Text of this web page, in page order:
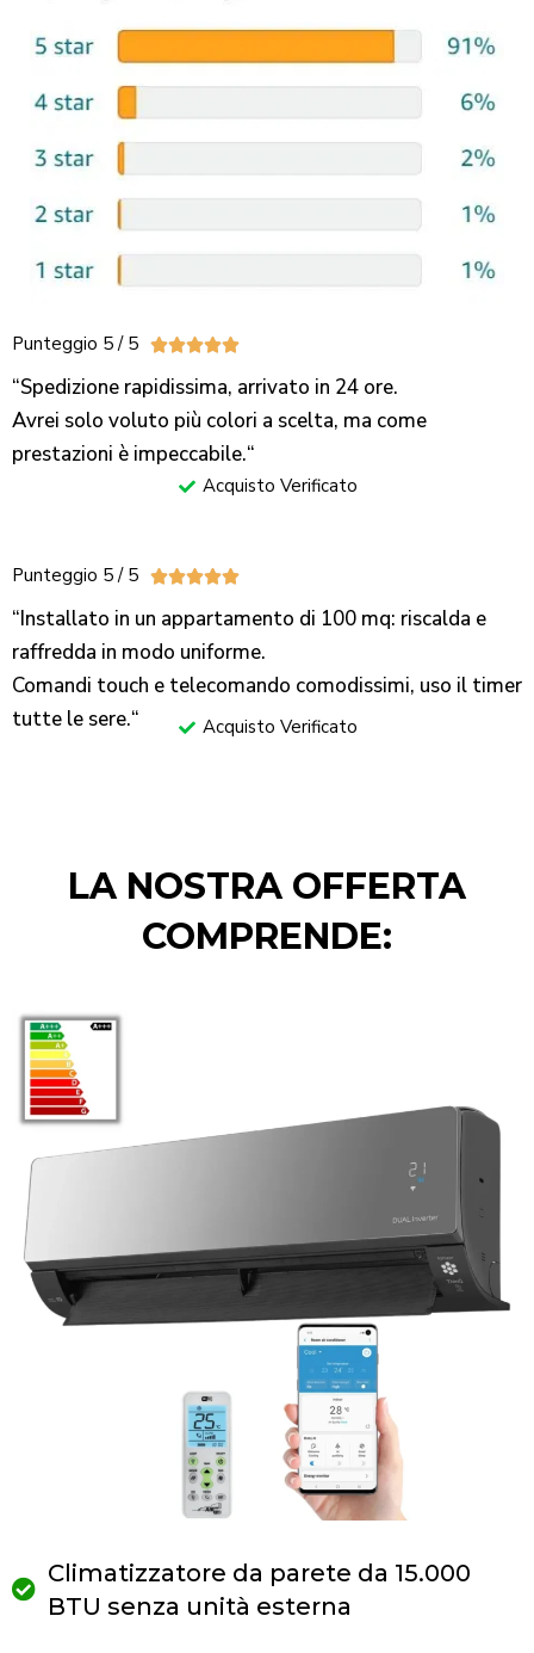
Punteggio 5 / 5 
“Spedizione rapidissima, arrivato in 24 ore.
Avrei solo voluto più colori a scelta, ma come
prestazioni è impeccabile.“
Acquisto Verificato
Punteggio 5 / 5 
“Installato in un appartamento di 100 mq: riscalda e
raffredda in modo uniforme.
Comandi touch e telecomando comodissimi, uso il timer
tutte le sere.“ Acquisto Verificato
LA NOSTRA OFFERTA
COMPRENDE:
Climatizzatore da parete da 15.000
BTU senza unità esterna